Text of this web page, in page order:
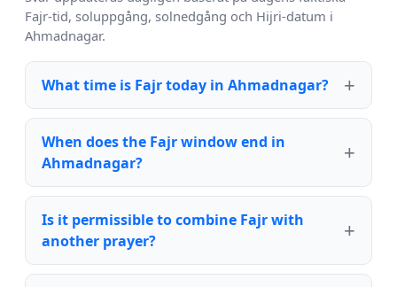
Fajr-tid, soluppgång, solnedgång och Hijri-datum i
Ahmadnagar.
What time is Fajr today in Ahmadnagar?
When does the Fajr window end in
Ahmadnagar?
Is it permissible to combine Fajr with
another prayer?